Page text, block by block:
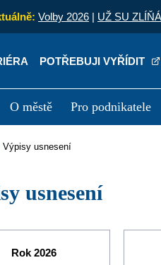
Volby 2026 | UŽ SU
POTŘEBUJI VYŘÍDIT
O městě Pro podnikatele
Výpisy usnesení
usnesení
Rok 2026